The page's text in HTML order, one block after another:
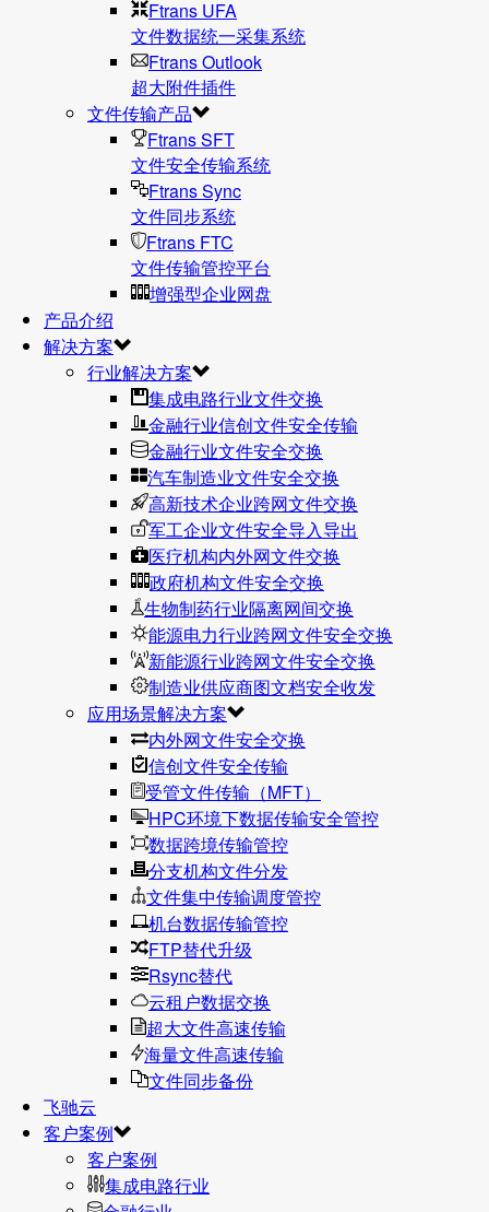
Ftrans UFA
文件数据统⼀采集系统
Ftrans Outlook
超大附件插件
文件传输产品
Ftrans SFT
文件安全传输系统
Ftrans Sync
文件同步系统
Ftrans FTC
文件传输管控平台
增强型企业网盘
产品介绍
解决方案
行业解决方案
集成电路行业文件交换
金融行业信创文件安全传输
金融行业文件安全交换
汽车制造业文件安全交换
高新技术企业跨网文件交换
军工企业文件安全导入导出
医疗机构内外网文件交换
政府机构文件安全交换
生物制药行业隔离网间交换
能源电力行业跨网文件安全交换
新能源行业跨网文件安全交换
制造业供应商图文档安全收发
应用场景解决方案
内外网文件安全交换
信创文件安全传输
受管文件传输（MFT）
HPC环境下数据传输安全管控
数据跨境传输管控
分支机构文件分发
文件集中传输调度管控
机台数据传输管控
FTP替代升级
Rsync替代
云租户数据交换
超大文件高速传输
海量文件高速传输
文件同步备份
飞驰云
客户案例
客户案例
集成电路行业